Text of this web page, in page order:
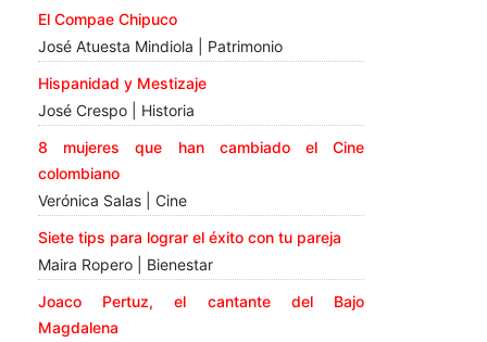
El Compae Chipuco
José Atuesta Mindiola | Patrimonio
Hispanidad y Mestizaje
José Crespo | Historia
8 mujeres que han cambiado el Cine
colombiano
Verónica Salas | Cine
Siete tips para lograr el éxito con tu pareja
Maira Ropero | Bienestar
Joaco Pertuz, el cantante del Bajo
Magdalena